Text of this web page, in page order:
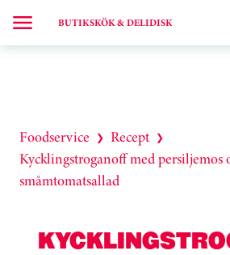
BUTIKSKÖK & DELIDISK
Foodservice ❯ Recept ❯
Kycklingstroganoff med persiljemos
småmtomatsallad